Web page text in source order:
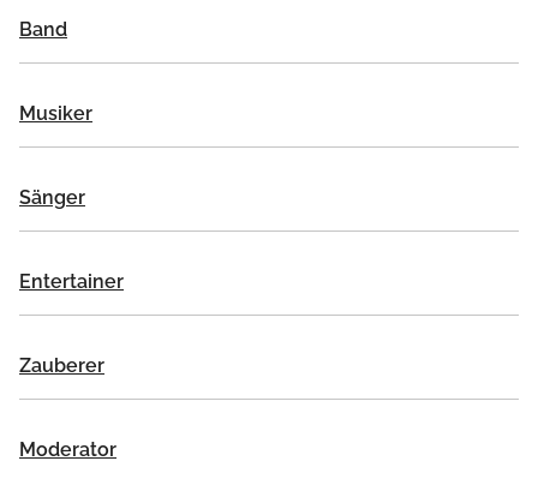
Band
Musiker
Sänger
Entertainer
Zauberer
Moderator